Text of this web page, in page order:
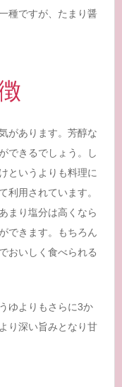
種ですが、たまり醤
があります。芳醇な
できるでしょう。し
というよりも料理に
利用されています。
まり塩分は高くなら
できます。もちろん
おいしく食べられる
ゆよりもさらに3か
り深い旨みとなり甘